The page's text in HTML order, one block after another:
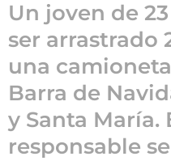
s
a
g
o
1
0
e
Un joven de
ser arrastrado
una
Barra de
y Santa
responsable